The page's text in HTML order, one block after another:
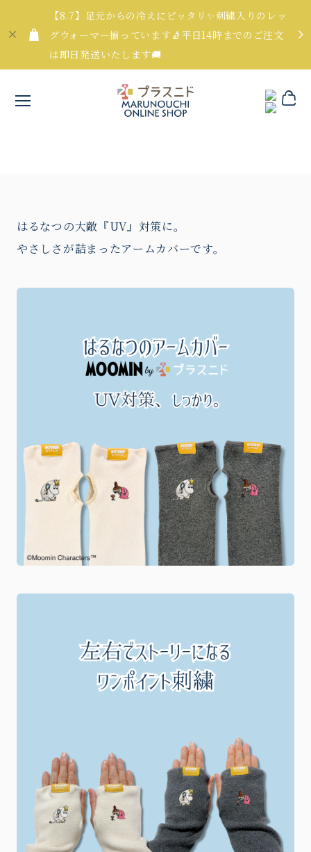
【8.7】足元からの冷えにピッタリ✨刺繍入りのレッ
グウォーマー揃っています🧦平日14時までのご注文
は即日発送いたします🚚
はるなつの大敵『UV』対策に。
やさしさが詰まったアームカバーです。